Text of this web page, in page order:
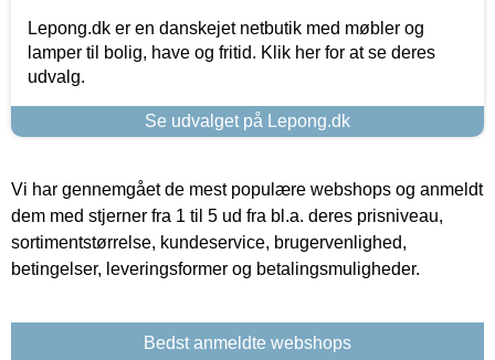
Lepong.dk er en danskejet netbutik med møbler og
lamper til bolig, have og fritid. Klik her for at se deres
udvalg.
Se udvalget på Lepong.dk
Vi har gennemgået de mest populære webshops og anmeldt
dem med stjerner fra 1 til 5 ud fra bl.a. deres prisniveau,
sortimentstørrelse, kundeservice, brugervenlighed,
betingelser, leveringsformer og betalingsmuligheder.
Bedst anmeldte webshops